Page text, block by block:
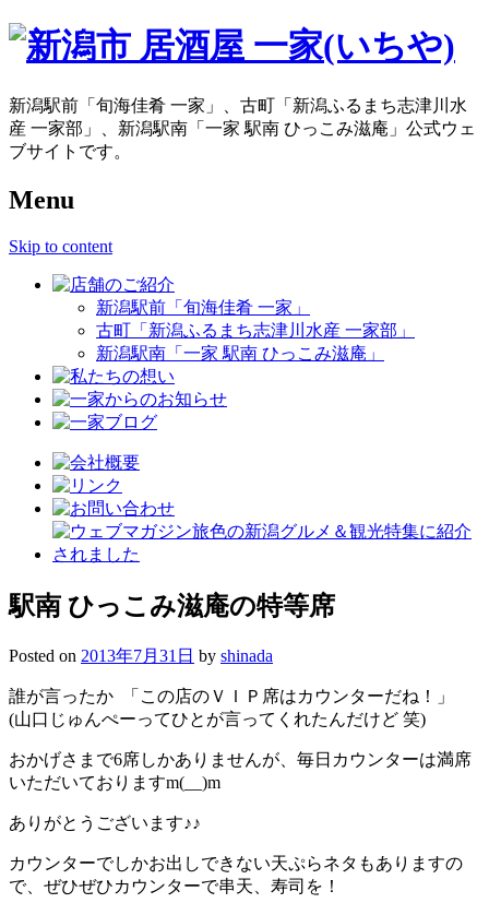
新潟駅前「旬海佳肴 一家」、古町「新潟ふるまち志津川水
産 一家部」、新潟駅南「一家 駅南 ひっこみ滋庵」公式ウェ
ブサイトです。
Menu
Skip to content
新潟駅前「旬海佳肴 一家」
古町「新潟ふるまち志津川水産 一家部」
新潟駅南「一家 駅南 ひっこみ滋庵」
駅南 ひっこみ滋庵の特等席
Posted on 2013年7月31日 by shinada
誰が言ったか 「この店のＶＩＰ席はカウンターだね！」
(山口じゅんぺーってひとが言ってくれたんだけど 笑)
おかげさまで6席しかありませんが、毎日カウンターは満席
いただいておりますm(__)m
ありがとうございます♪♪
カウンターでしかお出しできない天ぷらネタもありますの
で、ぜひぜひカウンターで串天、寿司を！